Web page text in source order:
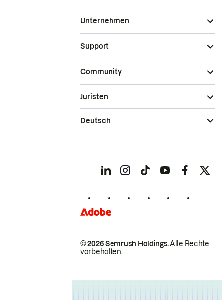
Unternehmen
Support
Community
© 2026 Semrush Holdings.Alle Rechte
vorbehalten.
Juristen
Deutsch